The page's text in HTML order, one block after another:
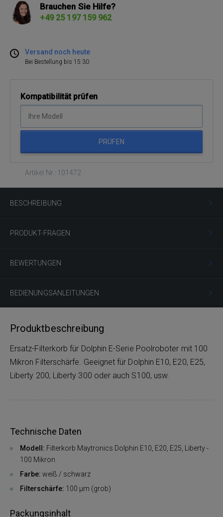
Brauchen Sie Hilfe?
+49 25 197 159 962
Versand noch heute
Bei Bestellung bis 15:30
Kompatibilität prüfen
PRÜFEN
Artikel Nr.: 101472
BESCHREIBUNG
PRODUKT-FRAGEN
BEWERTUNGEN
BEDIENUNGSANLEITUNGEN
Produktbeschreibung
Ersatz-Filterkorb für Dolphin E-Serie Poolroboter mit 100
Mikron Filterschärfe. Geeignet für Dolphin E10, E20, E25,
Liberty 200, Liberty 300 oder auch S100, usw.
Technische Daten
Modell: Filterkorb Maytronics Dolphin E10, E20, E25, Liberty -
100 Mikron
Farbe: weiß / schwarz
Filterschärfe: 100 µm (grob)
Packungsinhalt